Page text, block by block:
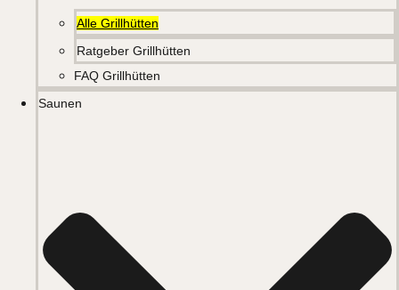
Alle Grillhütten
Ratgeber Grillhütten
FAQ Grillhütten
Saunen